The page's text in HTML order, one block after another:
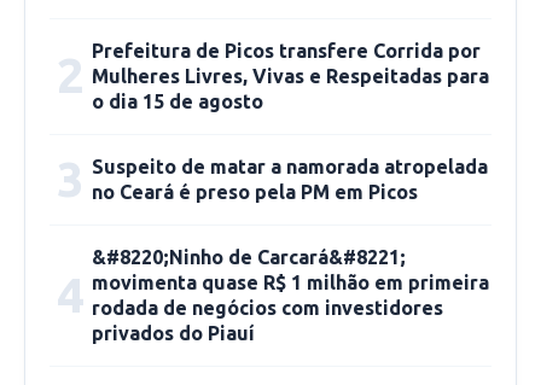
Weslley Bezerra nos respondeu que a
atuar na recuperação de ruas e avenidas, sendo
tanto do centro como dos bairros da cidade”.
Ele ressaltou que o local onde o idoso caiu
2 Prefeitura de Picos transfere Corrida por
Mulheres Livres, Vivas e Respeitadas para
o dia 15 de agosto
3 Suspeito de matar a namorada atropelada
no Ceará é preso pela PM em Picos
4
&#8220;Ninho de Carcará&#8221;
movimenta quase R$ 1 milhão em primeira
rodada de negócios com investidores
privados do Piauí